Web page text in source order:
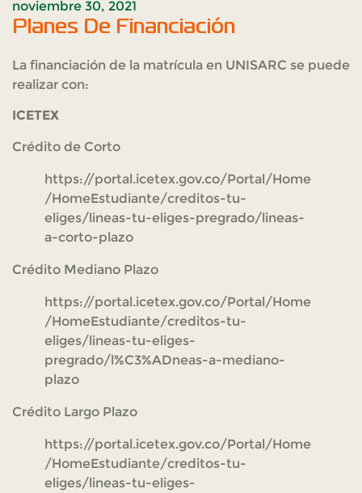
noviembre 30, 2021
Planes De Financiación
La financiación de la matrícula en UNISARC se puede
realizar con:
ICETEX
Crédito de Corto
https://portal.icetex.gov.co/Portal/Home
/HomeEstudiante/creditos-tu-
eliges/lineas-tu-eliges-pregrado/lineas-
a-corto-plazo
Crédito Mediano Plazo
https://portal.icetex.gov.co/Portal/Home
/HomeEstudiante/creditos-tu-
eliges/lineas-tu-eliges-
pregrado/l%C3%ADneas-a-mediano-
plazo
Crédito Largo Plazo
https://portal.icetex.gov.co/Portal/Home
/HomeEstudiante/creditos-tu-
eliges/lineas-tu-eliges-